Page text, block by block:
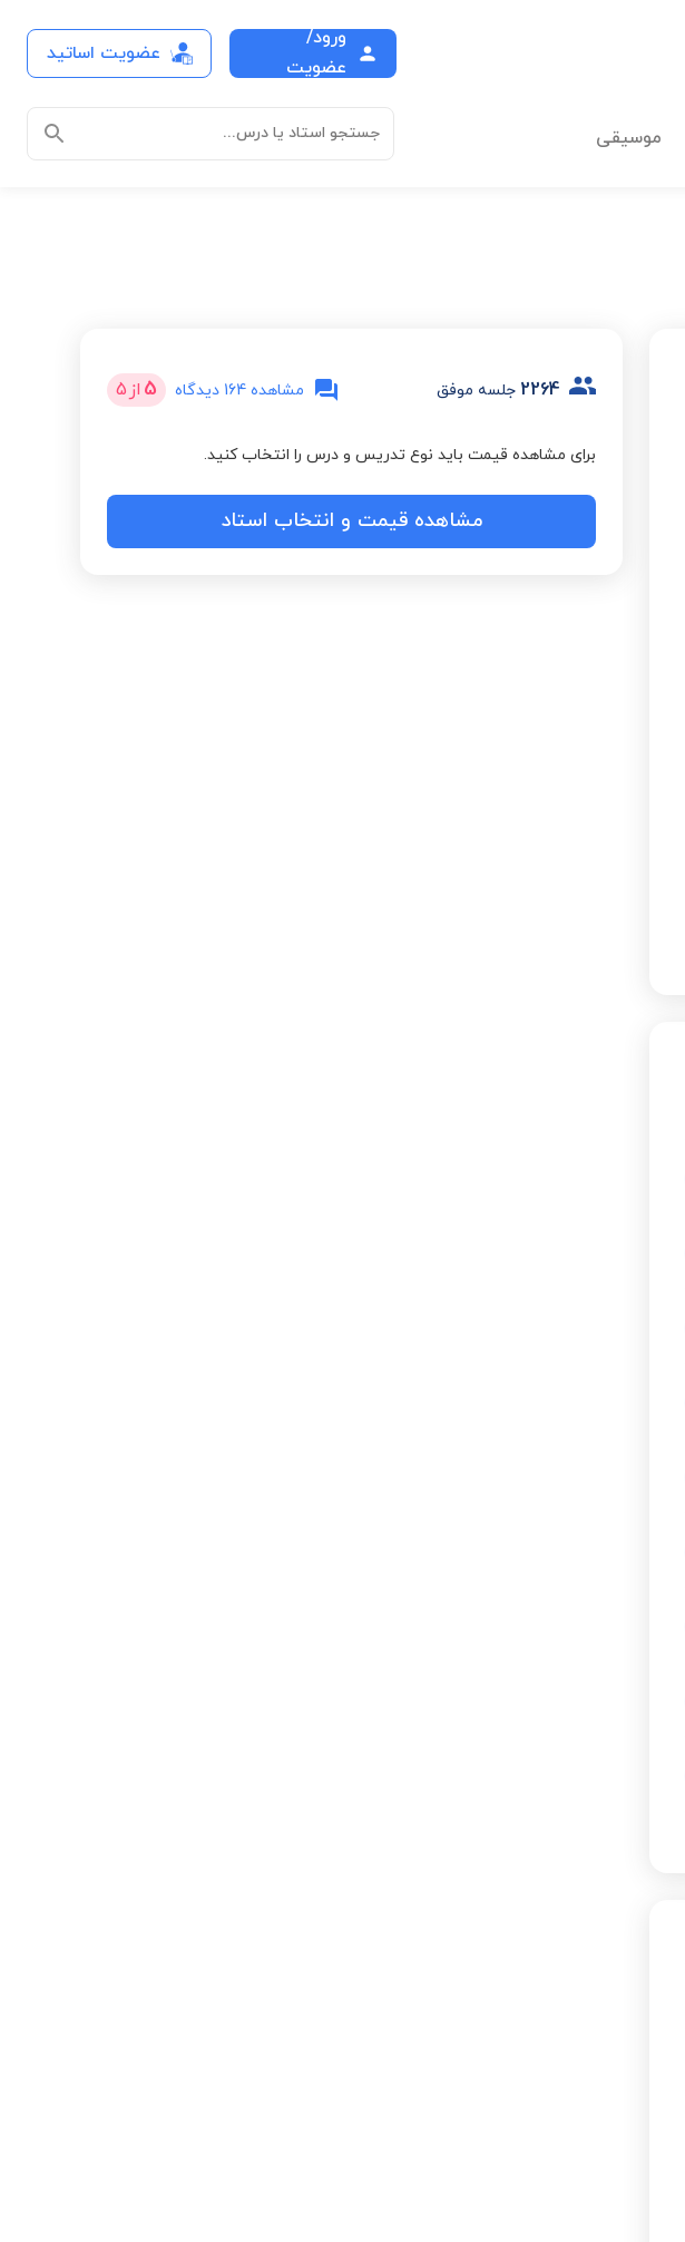
ورود/
عضویت
عضویت اساتید
موسیقی جستجو استاد یا درس...
2264 جلسه موفق مشاهده 164 دیدگاه 5 از 5
برای مشاهده قیمت باید نوع تدریس و درس را انتخاب کنید.
مشاهده قیمت و انتخاب استاد